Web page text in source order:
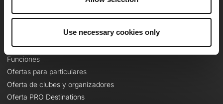
Use necessary cookies only
Le Mag'
Mapas base topográficos
Funciones
Ofertas para particulares
Oferta de clubes y organizadores
Oferta PRO Destinations